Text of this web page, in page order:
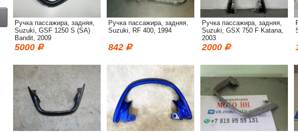
Ручка пассажира, задняя,
Suzuki, GSF 1250 S (SA)
Bandit, 2009
5000
Ручка пассажира, задняя,
Suzuki, RF 400, 1994
842
Ручка пассажира, задняя,
Suzuki, GSX 750 F Katana,
2003
2000